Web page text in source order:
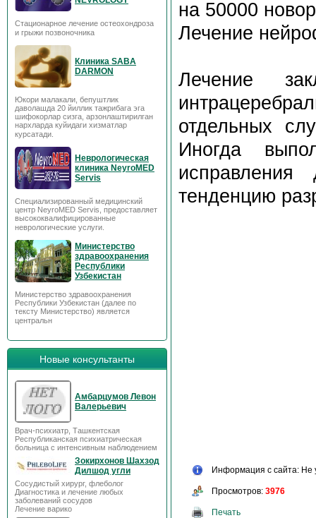
Стационарное лечение остеохондроза
и грыжи позвоночника
Клиника SABA
DARMON
Юкори малакали, бепуштлик
даволашда 20 йиллик тажрибага эга
шифокорлар сизга, арзонлаштирилган
нархларда куйидаги хизматлар
курсатади.
Неврологическая
клиника NeyroMED
Servis
Специализированный медицинский
центр NeyroMED Servis, предоставляет
высококвалифицированные
неврологические услуги.
Министерство
здравоохранения
Республики
Узбекистан
Министерство здравоохранения
Республики Узбекистан (далее по
тексту Министерство) является
центральн
Новые консультанты
Амбарцумов Левон
Валерьевич
Врач-психиатр, Ташкентская
Республиканская психиатрическая
больница с интенсивным наблюдением
Зокирхонов Шахзод
Дилшод угли
Сосудистый хирург, флеболог
Диагностика и лечение любых
заболеваний сосудов
Лечение варико
на 50000
Лечение
Лечение
отдельных
Иногда
тенденцию
Информация с сайта: Не
Просмотров: 3976
Печать